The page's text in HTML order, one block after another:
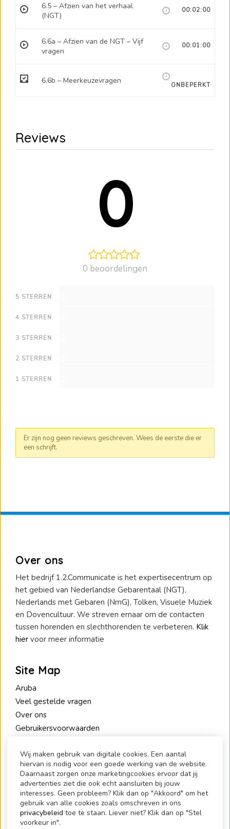
6.5 – Afzien van het verhaal
(NGT)
00:02:00
6.6a – Afzien van de NGT – Vijf
vragen
00:01:00
6.6b – Meerkeuzevragen ONBEPERKT
Reviews
0
0 beoordelingen
5 STERREN
4 STERREN
3 STERREN
2 STERREN
1 STERREN
Er zijn nog geen reviews geschreven. Wees de eerste die er
een schrijft.
Over ons
Het bedrijf 1.2.Communicate is het expertisecentrum op
het gebied van Nederlandse Gebarentaal (NGT),
Nederlands met Gebaren (NmG), Tolken, Visuele Muziek
en Dovencultuur. We streven ernaar om de contacten
tussen horenden en slechthorenden te verbeteren. Klik
hier voor meer informatie
Site Map
Aruba
Veel gestelde vragen
Over ons
Gebruikersvoorwaarden
Contact
1.2.Communicate
De Pas 90
6836 HM Arnhem
Wij maken gebruik van digitale cookies. Een aantal
hiervan is nodig voor een goede werking van de website.
Daarnaast zorgen onze marketingcookies ervoor dat jij
advertenties ziet die ook echt aansluiten bij jouw
interesses. Geen probleem? Klik dan op "Akkoord" om het
gebruik van alle cookies zoals omschreven in ons
privacybeleid toe te staan. Liever niet? Klik dan op "Stel
voorkeur in".